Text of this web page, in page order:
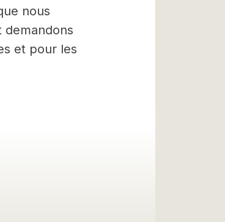
nous
demandons
et pour les